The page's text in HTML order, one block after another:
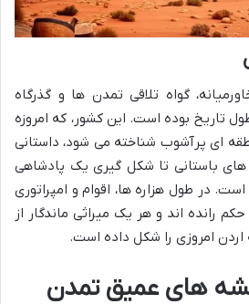
گواه تلاقی تمدن ها و گذرگاه
تاریخ بوده است. این کشور، که امروزه
ای پرآشوب شناخته می شود، داستانی
های باستانی تا شکل گیری یک پادشاهی
در طول هزاره ها، اقوام و امپراتوری
رانده اند و هر یک میراثی ماندگار از
اردن امروزی را شکل داده است.
های عمیق تمدن